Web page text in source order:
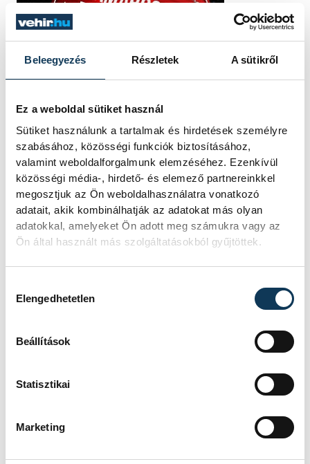
Beleegyezés Részletek A sütikről
Ez a weboldal sütiket használ
Sütiket használunk a tartalmak és hirdetések személyre
szabásához, közösségi funkciók biztosításához,
valamint weboldalforgalmunk elemzéséhez. Ezenkívül
közösségi média-, hirdető- és elemező partnereinkkel
megosztjuk az Ön weboldalhasználatra vonatkozó
adatait, akik kombinálhatják az adatokat más olyan
adatokkal, amelyeket Ön adott meg számukra vagy az
Ön által használt más szolgáltatásokból gyűjtöttek.
Elengedhetetlen
Beállítások
Statisztikai
Marketing